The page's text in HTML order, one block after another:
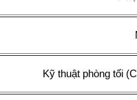
Kỹ thuật phòng tối